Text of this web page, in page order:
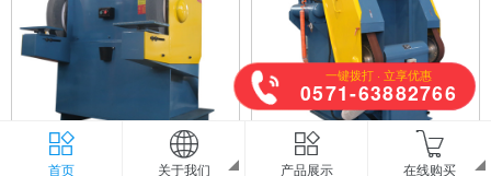
一键拨打 · 立享优惠
0571-63882766
首页 关于我们 产品展示 在线购买